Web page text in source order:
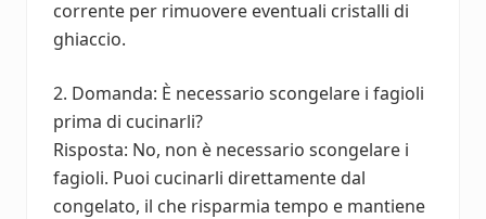
corrente per rimuovere eventuali cristalli di
ghiaccio.
2. Domanda: È necessario scongelare i fagioli
prima di cucinarli?
Risposta: No, non è necessario scongelare i
fagioli. Puoi cucinarli direttamente dal
congelato, il che risparmia tempo e mantiene